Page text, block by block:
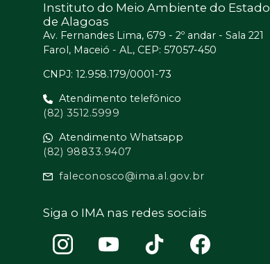
Instituto do Meio Ambiente do Estado
de Alagoas
Av. Fernandes Lima, 679 - 2º andar - Sala 221
Farol, Maceió - AL, CEP: 57057-450
CNPJ: 12.958.179/0001-73
Atendimento telefônico
(82) 3512.5999
Atendimento Whatsapp
(82) 98833.9407
faleconosco@ima.al.gov.br
Siga o IMA nas redes sociais